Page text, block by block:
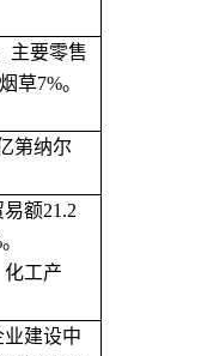
主要零售
草7%。
第纳尔
额21.2
工产
建设中